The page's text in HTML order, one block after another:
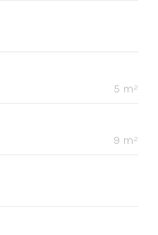
5 m²
9 m²